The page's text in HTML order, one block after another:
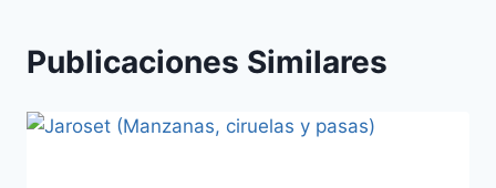
Publicaciones Similares